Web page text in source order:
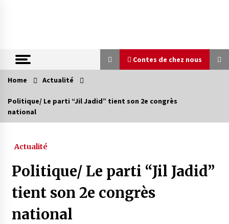
Contes de chez nous
Contes de chez nous
Magie de sorcier
4 ans ago
Oum el Gaïla / L’ogresse du M’zab
Home Actualité
Politique/ Le parti “Jil Jadid” tient son 2e congrès
national
Actualité
Politique/ Le parti “Jil Jadid”
tient son 2e congrès
national